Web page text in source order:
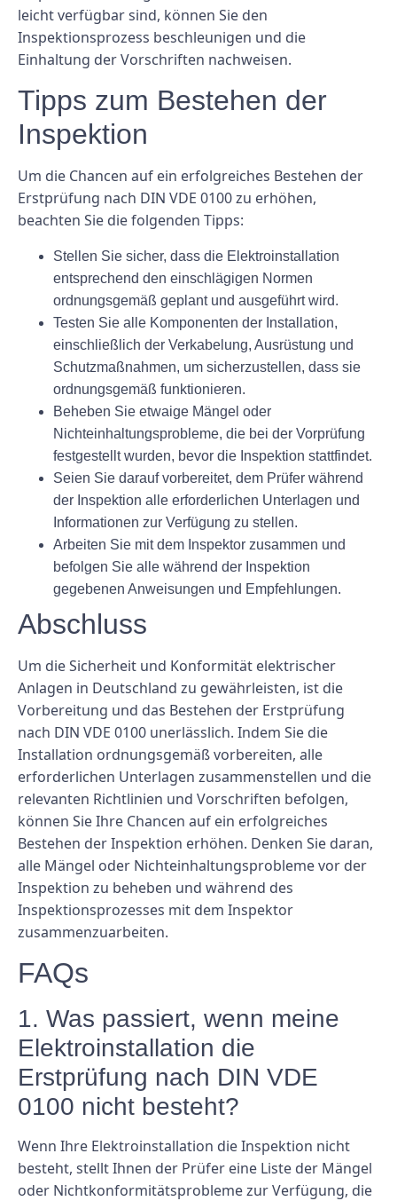
leicht verfügbar sind, können Sie den
Inspektionsprozess beschleunigen und die
Einhaltung der Vorschriften nachweisen.
Tipps zum Bestehen der
Inspektion
Um die Chancen auf ein erfolgreiches Bestehen der
Erstprüfung nach DIN VDE 0100 zu erhöhen,
beachten Sie die folgenden Tipps:
Stellen Sie sicher, dass die Elektroinstallation
entsprechend den einschlägigen Normen
ordnungsgemäß geplant und ausgeführt wird.
Testen Sie alle Komponenten der Installation,
einschließlich der Verkabelung, Ausrüstung und
Schutzmaßnahmen, um sicherzustellen, dass sie
ordnungsgemäß funktionieren.
Beheben Sie etwaige Mängel oder
Nichteinhaltungsprobleme, die bei der Vorprüfung
festgestellt wurden, bevor die Inspektion stattfindet.
Seien Sie darauf vorbereitet, dem Prüfer während
der Inspektion alle erforderlichen Unterlagen und
Informationen zur Verfügung zu stellen.
Arbeiten Sie mit dem Inspektor zusammen und
befolgen Sie alle während der Inspektion
gegebenen Anweisungen und Empfehlungen.
Abschluss
Um die Sicherheit und Konformität elektrischer
Anlagen in Deutschland zu gewährleisten, ist die
Vorbereitung und das Bestehen der Erstprüfung
nach DIN VDE 0100 unerlässlich. Indem Sie die
Installation ordnungsgemäß vorbereiten, alle
erforderlichen Unterlagen zusammenstellen und die
relevanten Richtlinien und Vorschriften befolgen,
können Sie Ihre Chancen auf ein erfolgreiches
Bestehen der Inspektion erhöhen. Denken Sie daran,
alle Mängel oder Nichteinhaltungsprobleme vor der
Inspektion zu beheben und während des
Inspektionsprozesses mit dem Inspektor
zusammenzuarbeiten.
FAQs
1. Was passiert, wenn meine
Elektroinstallation die
Erstprüfung nach DIN VDE
0100 nicht besteht?
Wenn Ihre Elektroinstallation die Inspektion nicht
besteht, stellt Ihnen der Prüfer eine Liste der Mängel
oder Nichtkonformitätsprobleme zur Verfügung, die